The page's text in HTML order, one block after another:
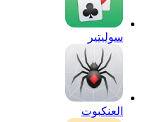
سوليتير
العنكبوت